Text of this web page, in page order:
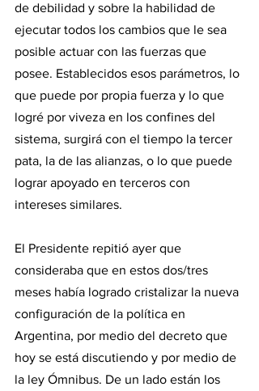
de debilidad y sobre la habilidad de
ejecutar todos los cambios que le sea
posible actuar con las fuerzas que
posee. Establecidos esos parámetros, lo
que puede por propia fuerza y lo que
logré por viveza en los confines del
sistema, surgirá con el tiempo la tercer
pata, la de las alianzas, o lo que puede
lograr apoyado en terceros con
intereses similares.
El Presidente repitió ayer que
consideraba que en estos dos/tres
meses había logrado cristalizar la nueva
configuración de la política en
Argentina, por medio del decreto que
hoy se está discutiendo y por medio de
la ley Ómnibus. De un lado están los